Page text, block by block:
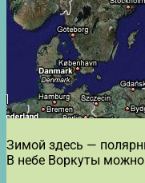
Зимой здесь —
В небе Воркуты можно